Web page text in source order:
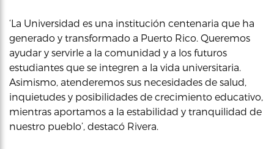
‘La Universidad es una institución centenaria que ha
generado y transformado a Puerto Rico. Queremos
ayudar y servirle a la comunidad y a los futuros
estudiantes que se integren a la vida universitaria.
Asimismo, atenderemos sus necesidades de salud,
inquietudes y posibilidades de crecimiento educativo,
mientras aportamos a la estabilidad y tranquilidad de
nuestro pueblo’, destacó Rivera.